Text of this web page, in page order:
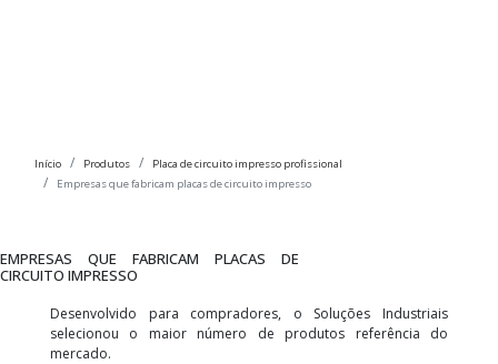
Início Produtos
Placa de circuito impresso profissional
Empresas que fabricam placas de circuito impresso
EMPRESAS QUE FABRICAM PLACAS DE
CIRCUITO IMPRESSO
Desenvolvido para compradores, o Soluções Industriais
selecionou o maior número de produtos referência do
mercado.